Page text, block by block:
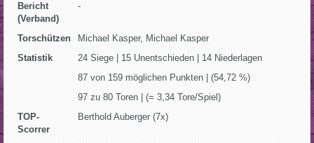
Bericht
(Verband)
-
Torschützen
Michael Kasper, Michael Kasper
Statistik
24 Siege | 15 Unentschieden | 14 Niederlagen
87 von 159 möglichen Punkten | (54,72 %)
97 zu 80 Toren | (= 3,34 Tore/Spiel)
TOP-
Scorrer
Berthold Auberger (7x)